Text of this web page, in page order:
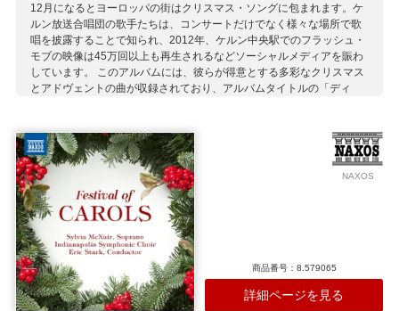
12月になるとヨーロッパの街はクリスマス・ソングに包まれます。ケ
ルン放送合唱団の歌手たちは、コンサートだけでなく様々な場所で歌
唱を披露することで知られ、2012年、ケルン中央駅でのフラッシュ・
モブの映像は45万回以上も再生されるなどソーシャルメディアを賑わ
しています。 このアルバムには、彼らが得意とする多彩なクリスマス
とアドヴェントの曲が収録されており、アルバムタイトルの「ディ
ら賑やかな曲までヴァラエティ豊かな曲が散りばめられています。
収録作曲家：
メンデルスゾーン
オルソン ウッド
ブルックナー
ラター
ウィルコックス タリス
NAXOS
商品番号：8.579065
詳細ページを見る